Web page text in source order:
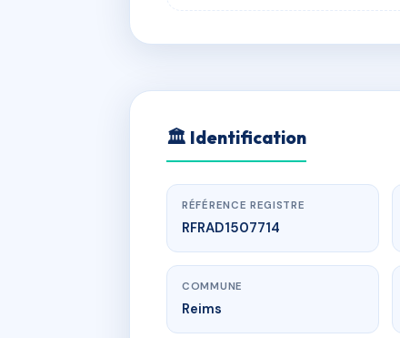
🏛 Identification
RÉFÉRENCE REGISTRE
RFRAD1507714
COMMUNE
Reims